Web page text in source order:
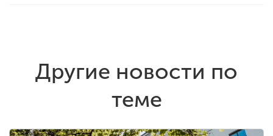
Другие новости по
теме